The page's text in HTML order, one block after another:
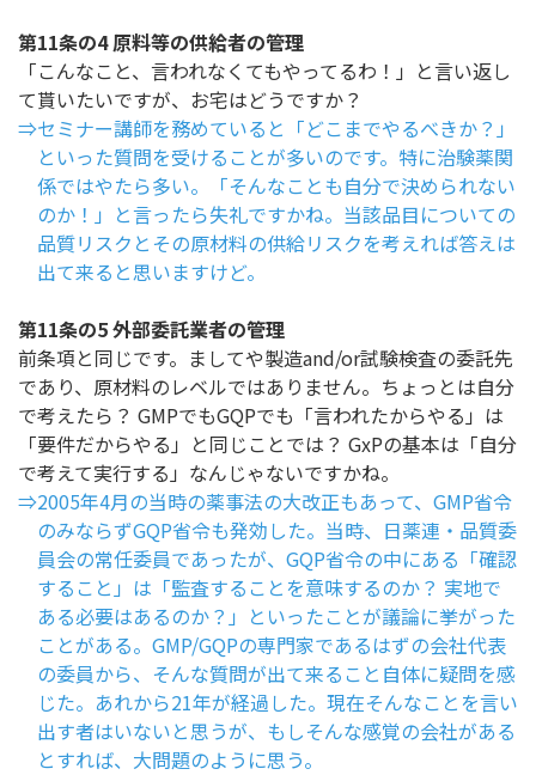
第11条の4 原料等の供給者の管理
「こんなこと、言われなくてもやってるわ！」と言い返し
て貰いたいですが、お宅はどうですか？
⇒セミナー講師を務めていると「どこまでやるべきか？」
といった質問を受けることが多いのです。特に治験薬関
係ではやたら多い。「そんなことも自分で決められない
のか！」と言ったら失礼ですかね。当該品目についての
品質リスクとその原材料の供給リスクを考えれば答えは
出て来ると思いますけど。
第11条の5 外部委託業者の管理
前条項と同じです。ましてや製造and/or試験検査の委託先
であり、原材料のレベルではありません。ちょっとは自分
で考えたら？ GMPでもGQPでも「言われたからやる」は
「要件だからやる」と同じことでは？ GxPの基本は「自分
で考えて実行する」なんじゃないですかね。
⇒2005年4月の当時の薬事法の大改正もあって、GMP省令
のみならずGQP省令も発効した。当時、日薬連・品質委
員会の常任委員であったが、GQP省令の中にある「確認
すること」は「監査することを意味するのか？ 実地で
ある必要はあるのか？」といったことが議論に挙がった
ことがある。GMP/GQPの専門家であるはずの会社代表
の委員から、そんな質問が出て来ること自体に疑問を感
じた。あれから21年が経過した。現在そんなことを言い
出す者はいないと思うが、もしそんな感覚の会社がある
とすれば、大問題のように思う。